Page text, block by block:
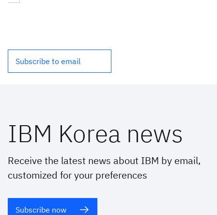
Subscribe to email
IBM Korea news
Receive the latest news about IBM by email,
customized for your preferences
Subscribe now